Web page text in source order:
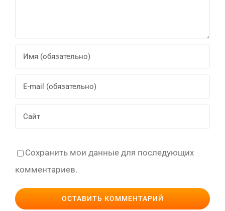
Сохранить мои данные для последующих
комментариев.